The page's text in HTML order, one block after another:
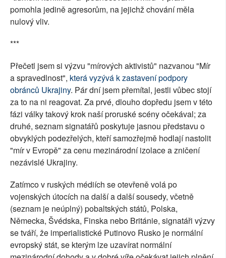
pomohla jedině agresorům, na jejichž chování měla
nulový vliv.
***
Přečetl jsem si výzvu "mírových aktivistů" nazvanou "Mír
a spravedlnost", která vyzývá k zastavení podpory
obránců Ukrajiny. Pár dní jsem přemítal, jestli vůbec stojí
za to na ni reagovat. Za prvé, dlouho dopředu jsem v této
fázi války takový krok naší proruské scény očekával; za
druhé, seznam signatářů poskytuje jasnou představu o
obvyklých podezřelých, kteří samozřejmě hodlají nastolit
"mír v Evropě" za cenu mezinárodní izolace a zničení
nezávislé Ukrajiny.
Zatímco v ruských médiích se otevřeně volá po
vojenských útocích na další a další sousedy, včetně
(seznam je neúplný) pobaltských států, Polska,
Německa, Švédska, Finska nebo Británie, signatáři výzvy
se tváří, že imperialistické Putinovo Rusko je normální
evropský stát, se kterým lze uzavírat normální